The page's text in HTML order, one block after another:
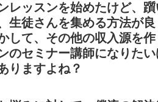
レッスンを始めたけど、
生徒さんを集める方法が
して、その他の収入源を
のセミナー講師になりた
りますよね？